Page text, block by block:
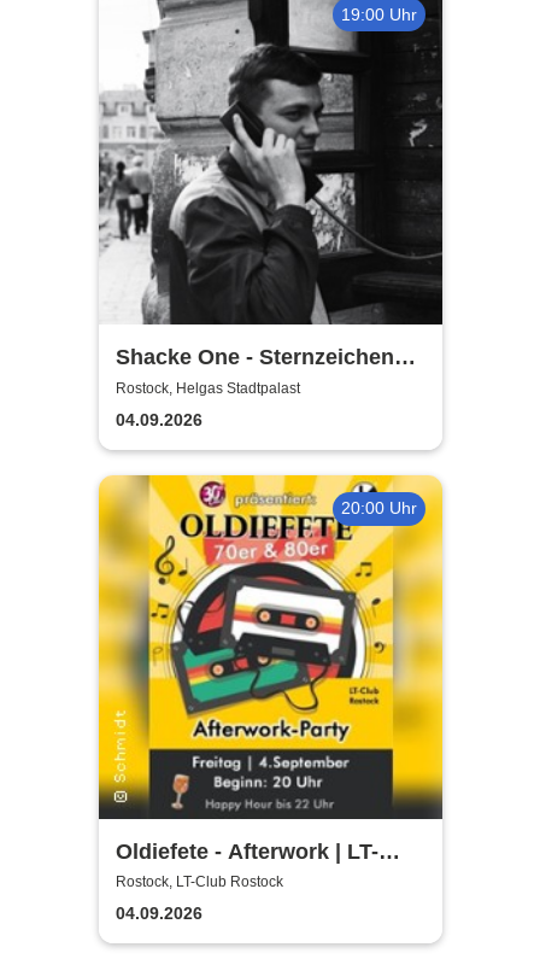
19:00 Uhr
Shacke One - Sternzeichen
Boss Tour
Rostock, Helgas Stadtpalast
04.09.2026
20:00 Uhr
Oldiefete - Afterwork | LT-
Club Rostock
Rostock, LT-Club Rostock
04.09.2026